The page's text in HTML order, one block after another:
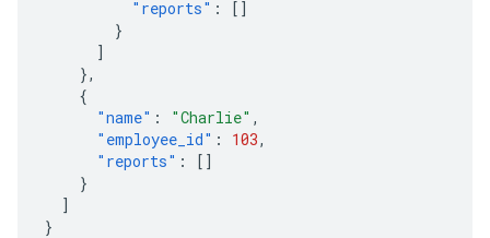
"reports" :
[]
}
]
},
{
"name" : "Charlie" ,
"employee_id" : 103,
"reports" :
[]
}
]
}